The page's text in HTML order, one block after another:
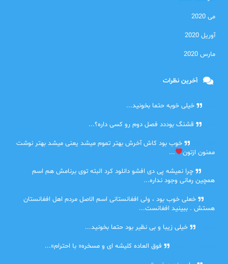
می 2020
آوریل 2020
مارس 2020
آخرین نظرات
خیلی خوبه حتما بخونید...
قشنگ بوددد فصل دوم رو کسی داره؟...
خوب بود کاش آخرش بهتر تموم میشد یعنی میشد بهتر نوشت
ممنون ازتون
...
چرا نمیشه پی دی افشو دانلود کرد البته توی برنامش هم اسم
همچین رمانی وجود نداره...
خعلی خوب بود ، ولی افغانستانی اسم الاصل مردم اهل افغانستان
هستش . ببینید افغانست...
خیلی زیبا و بی نظیر بود حتما بخونید...
فوق العاده کلیشه ای و مسخره« با احترام»...